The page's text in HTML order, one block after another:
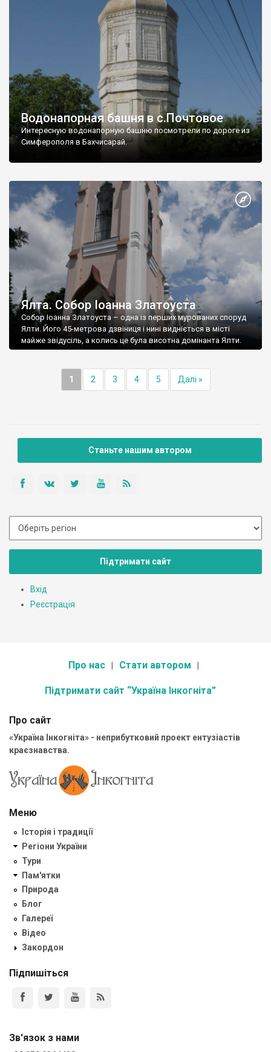
Водонапорная башня в с.Почтовое
Интересную водонапорную башню посмотрели по дороге из
Симферополя в Бахчисарай.
Ялта. Собор Іоанна Златоуста
Собор Іоанна Златоуста – одна із перших мурованих споруд
Ялти. Його 45-метрова дзвіниця і нині видніється в місті
майже звідусіль, а колись це була висотна домінанта Ялти.
1 2 3 4 5 Далі »
Станьте нашим автором
Підтримати сайт
Вхід
Реєстрація
Про нас Стати автором
Підтримати сайт “Україна Інкогніта”
Про сайт
«Україна Інкогніта» - неприбутковий проект ентузіастів
краєзнавства.
Меню
Історія і традиції
Регіони України
Тури
Пам'ятки
Природа
Блог
Галереї
Відео
Закордон
Підпишіться
Зв'язок з нами